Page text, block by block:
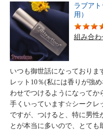
ラブア
用）
組み合
いつも御世話になっておりま
レット10％(私には香りが強
わせでつけるようになってか
手くいっています☆シークレ
ですが、つけると、特に男性
とが本当に多いので、とて